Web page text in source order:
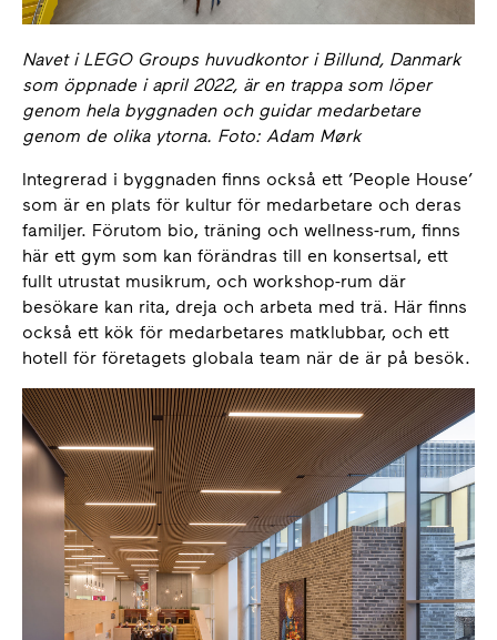
Navet i LEGO Groups huvudkontor i Billund, Danmark
som öppnade i april 2022, är en trappa som löper
genom hela byggnaden och guidar medarbetare
genom de olika ytorna. Foto: Adam Mørk
Integrerad i byggnaden finns också ett ’People House’
som är en plats för kultur för medarbetare och deras
familjer. Förutom bio, träning och wellness-rum, finns
här ett gym som kan förändras till en konsertsal, ett
fullt utrustat musikrum, och workshop-rum där
besökare kan rita, dreja och arbeta med trä. Här finns
också ett kök för medarbetares matklubbar, och ett
hotell för företagets globala team när de är på besök.